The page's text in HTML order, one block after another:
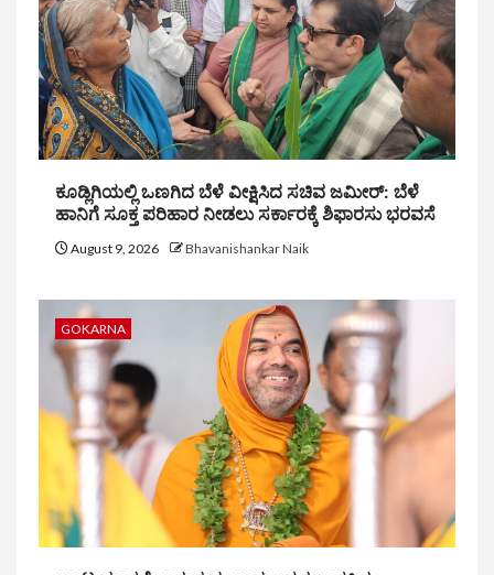
ಕೂಡ್ಲಿಗಿಯಲ್ಲಿ ಒಣಗಿದ ಬೆಳೆ ವೀಕ್ಷಿಸಿದ ಸಚಿವ ಜಮೀರ್: ಬೆಳೆ
ಹಾನಿಗೆ ಸೂಕ್ತ ಪರಿಹಾರ ನೀಡಲು ಸರ್ಕಾರಕ್ಕೆ ಶಿಫಾರಸು ಭರವಸೆ
August 9, 2026 Bhavanishankar Naik
GOKARNA